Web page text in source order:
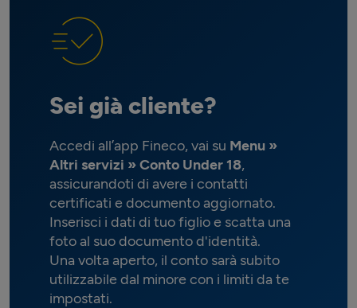
Sei già cliente?
Accedi all’app Fineco, vai su Menu »
Altri servizi » Conto Under 18,
assicurandoti di avere i contatti
certificati e documento aggiornato.
Inserisci i dati di tuo figlio e scatta una
foto al suo documento d'identità.
Una volta aperto, il conto sarà subito
utilizzabile dal minore con i limiti da te
impostati.